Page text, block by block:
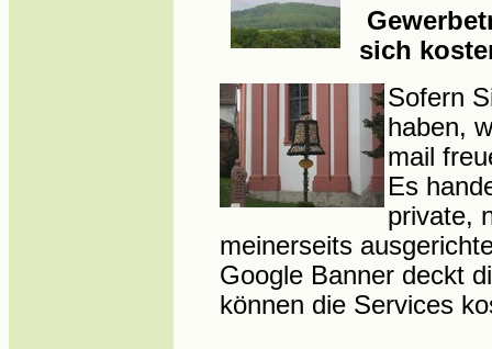
sich
Sofern
haben,
mail
Es
private,
meinerseits
Google Banner deckt
können die Services